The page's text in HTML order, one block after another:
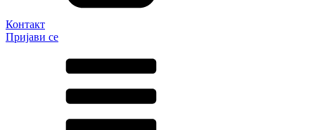
Контакт
Пријави се